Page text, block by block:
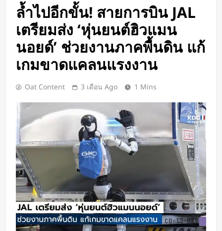
บินสำเร็จครั้งแรก
2 วัน Ago
BlaBlaCar เปิดให้บริการในไทย
แพลตฟอร์มคาร์พูลระหว่างเมือง ช่วย
หารค่าน้ำมันและค่าทางด่วน
2 วัน Ago
กำไรพุ่ง SK Hynix ทำสถิติสูงสุด
กวาดรายได้มากขึ้น 6 เท่า
Disney+ จับมือ TikTok ดึงครีเอเตอร์
เข้าแอป เปลี่ยนแฟนคลับให้เป็นผู้
สร้างคอนเทนต์
2 วัน Ago
ทีมนักศึกษาจากเนเธอร์แลนด์เปิดตัว
Stella Juva รถพยาบาลพลังงานแสง
อาทิตย์คันแรกของโลก วิ่งไกลกว่า
700 กม.
3 วัน Ago
เปิดตัว CMF Clip Pro หูฟังคลิปหนีบหู
รุ่นแรก! มาพร้อม Smart Dial บนเคส
ชาร์จ และแบตฯ ใช้งานสูงสุด 32.5
3 วัน Ago
ล้ำไปอีกขั้น! สายการบิน JAL
เตรียมส่ง ‘หุ่นยนต์ฮิวแมน
นอยด์’ ช่วยงานภาคพื้นดิน แก้
เกมขาดแคลนแรงงาน
Oat Content 3 เดือน Ago 1 Mins